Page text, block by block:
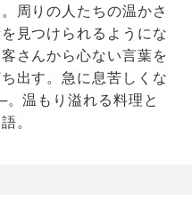
周りの人たちの温かさ
見つけられるようにな
さんから心ない言葉を
出す。急に息苦しくな
温もり溢れる料理と
。